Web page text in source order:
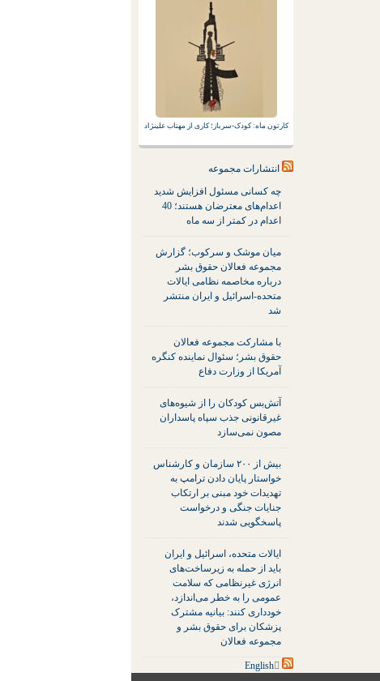
کارتون ماه: کودک-سرباز؛ کاری از مهتاب علینژاد
انتشارات مجموعه
چه کسانی مسئول افزایش شدید
اعدام‌های معترضان هستند؛ 40
اعدام در کمتر از سه ماه
میان موشک و سرکوب؛ گزارش
مجموعه فعالان حقوق بشر
درباره مخاصمه نظامی ایالات
متحده-اسرائیل و ایران منتشر
شد
با مشارکت مجموعه فعالان
حقوق بشر؛ سئوال نماینده کنگره
آمریکا از وزارت دفاع
آتش‌بس کودکان را از شیوه‌های
غیرقانونی جذب سپاه پاسداران
مصون نمی‌سازد
بیش از ۲۰۰ سازمان و کارشناس
خواستار پایان دادن ترامپ به
تهدیدات خود مبنی بر ارتکاب
جنایات جنگی و درخواست
پاسخگویی شدند
ایالات متحده، اسرائیل و ایران
باید از حمله به زیرساخت‌های
انرژی غیرنظامی که سلامت
عمومی را به خطر می‌اندازد،
خودداری کنند: بیانیه مشترک
پزشکان برای حقوق بشر و
مجموعه فعالان